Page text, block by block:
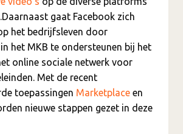
gaat Facebook zich
het bedrijfsleven door
het MKB te ondersteunen bij het
online sociale netwerk voor
Met de recent
toepassingen Marketplace en
nieuwe stappen gezet in deze